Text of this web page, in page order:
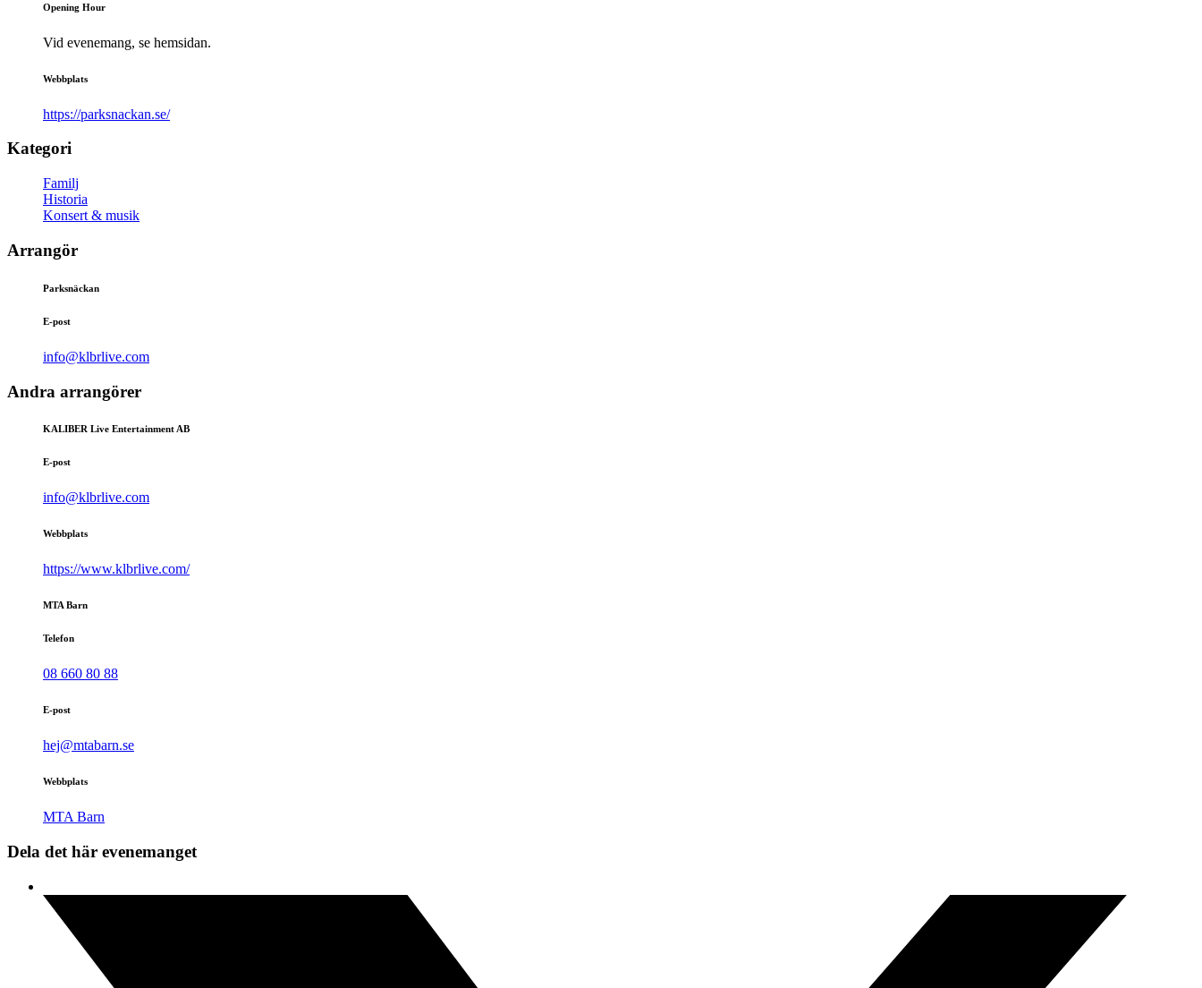
Opening Hour
Vid evenemang, se hemsidan.
Webbplats
https://parksnackan.se/
Kategori
Familj
Historia
Konsert & musik
Arrangör
Parksnäckan
E-post
info@klbrlive.com
Andra arrangörer
KALIBER Live Entertainment AB
E-post
info@klbrlive.com
Webbplats
https://www.klbrlive.com/
MTA Barn
Telefon
08 660 80 88
E-post
hej@mtabarn.se
Webbplats
MTA Barn
Dela det här evenemanget